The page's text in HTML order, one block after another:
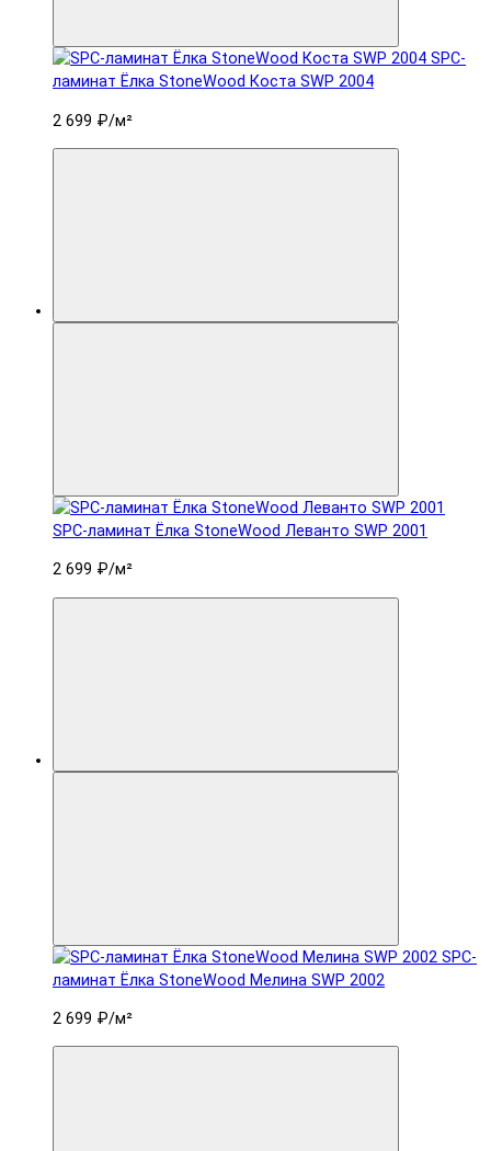
SPC-
ламинат Ëлка StoneWood Коста SWP 2004
2 699 ₽/м²
SPC-ламинат Ëлка StoneWood Леванто SWP 2001
2 699 ₽/м²
SPC-
ламинат Ëлка StoneWood Мелина SWP 2002
2 699 ₽/м²